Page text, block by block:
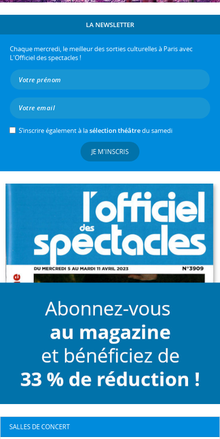
LA NEWSLETTER
Chaque mercredi, le meilleur des sorties culturelles à Paris avec
L'Officiel des spectacles !
S’inscrire également à lasélection théâtredu samedi
JE M'INSCRIS
SALLES DE CONCERT